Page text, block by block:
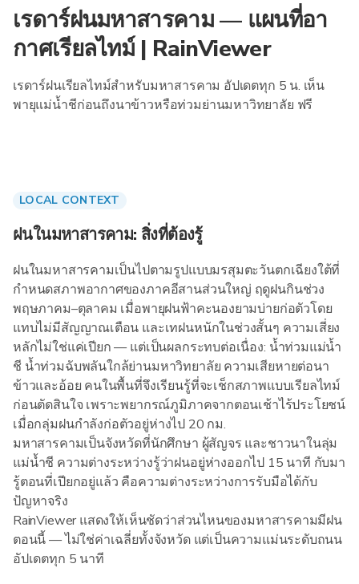
เรดาร์ฝนมหาสารคาม — แผนที่อา
กาศเรียลไทม์ | RainViewer
เรดาร์ฝนเรียลไทม์สำหรับมหาสารคาม อัปเดตทุก 5 น. เห็น
พายุแม่น้ำชีก่อนถึงนาข้าวหรือท่วมย่านมหาวิทยาลัย ฟรี
LOCAL CONTEXT
ฝนในมหาสารคาม: สิ่งที่ต้องรู้
ฝนในมหาสารคามเป็นไปตามรูปแบบมรสุมตะวันตกเฉียงใต้ที่
กำหนดสภาพอากาศของภาคอีสานส่วนใหญ่ ฤดูฝนกินช่วง
พฤษภาคม–ตุลาคม เมื่อพายุฝนฟ้าคะนองยามบ่ายก่อตัวโดย
แทบไม่มีสัญญาณเตือน และเทฝนหนักในช่วงสั้นๆ ความเสี่ยง
หลักไม่ใช่แค่เปียก — แต่เป็นผลกระทบต่อเนื่อง: น้ำท่วมแม่น้ำ
ชี น้ำท่วมฉับพลันใกล้ย่านมหาวิทยาลัย ความเสียหายต่อนา
ข้าวและอ้อย คนในพื้นที่จึงเรียนรู้ที่จะเช็กสภาพแบบเรียลไทม์
ก่อนตัดสินใจ เพราะพยากรณ์ภูมิภาคจากตอนเช้าไร้ประโยชน์
เมื่อกลุ่มฝนกำลังก่อตัวอยู่ห่างไป 20 กม.
มหาสารคามเป็นจังหวัดที่นักศึกษา ผู้สัญจร และชาวนาในลุ่ม
แม่น้ำชี ความต่างระหว่างรู้ว่าฝนอยู่ห่างออกไป 15 นาที กับมา
รู้ตอนที่เปียกอยู่แล้ว คือความต่างระหว่างการรับมือได้กับ
ปัญหาจริง
RainViewer แสดงให้เห็นชัดว่าส่วนไหนของมหาสารคามมีฝน
ตอนนี้ — ไม่ใช่ค่าเฉลี่ยทั้งจังหวัด แต่เป็นความแม่นระดับถนน
อัปเดตทุก 5 นาที